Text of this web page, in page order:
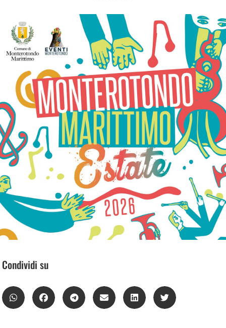
Condividi su